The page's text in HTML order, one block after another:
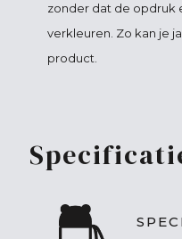
zonder dat de opdruk
verkleuren. Zo kan je
product.